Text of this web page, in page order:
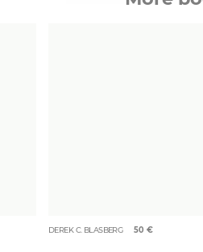
DEREK C. BLASBERG 50 €